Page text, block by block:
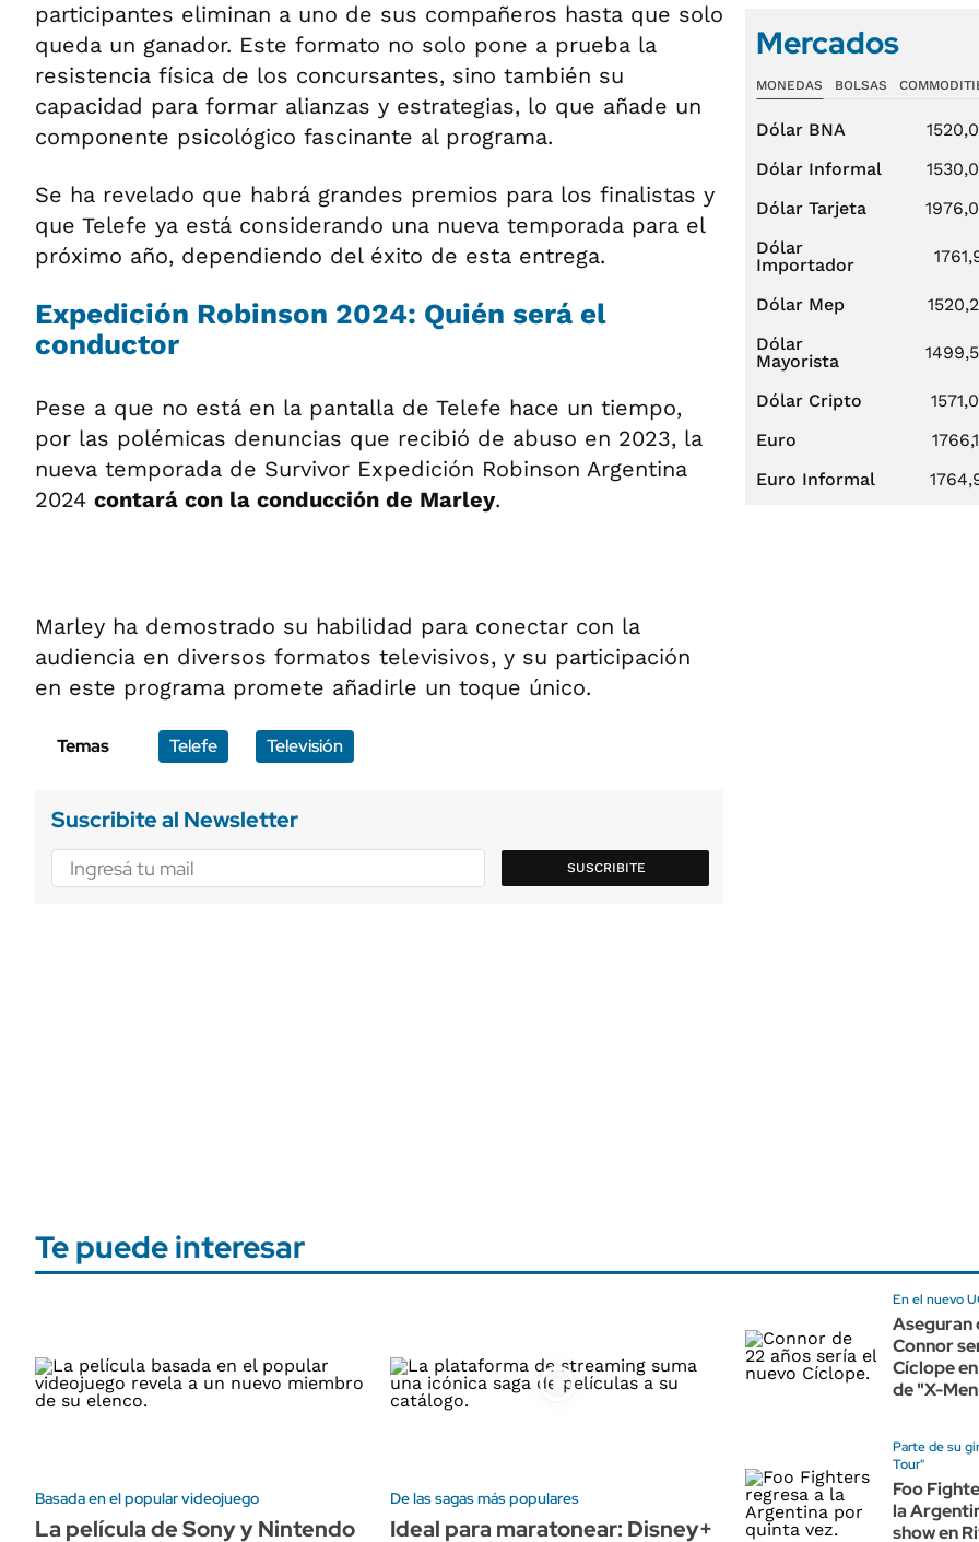
participantes eliminan a uno de sus compañeros hasta que solo
queda un ganador. Este formato no solo pone a prueba la
resistencia física de los concursantes, sino también su
capacidad para formar alianzas y estrategias, lo que añade un
componente psicológico fascinante al programa.
Se ha revelado que habrá grandes premios para los finalistas y
que Telefe ya está considerando una nueva temporada para el
próximo año, dependiendo del éxito de esta entrega.
Expedición Robinson 2024: Quién será el
conductor
Pese a que no está en la pantalla de Telefe hace un tiempo,
por las polémicas denuncias que recibió de abuso en 2023, la
nueva temporada de Survivor Expedición Robinson Argentina
2024 contará con la conducción de Marley.
Marley ha demostrado su habilidad para conectar con la
audiencia en diversos formatos televisivos, y su participación
en este programa promete añadirle un toque único.
Temas Telefe Televisión
Suscribite al Newsletter
SUSCRIBITE
Mercados
MONEDAS BOLSAS
Dólar BNA
Dólar Informal
Dólar Tarjeta
Dólar
Importador
Dólar Mep
Dólar
Mayorista
Dólar Cripto
Euro
Euro Informal
Te puede interesar
Basada en el popular videojuego
La película de Sony y Nintendo
De las sagas más populares
Ideal para maratonear: Disney+
En el nuevo
Aseguran
Connor
Cíclope
de "X-
Parte de su
Tour"
Foo
la
show en